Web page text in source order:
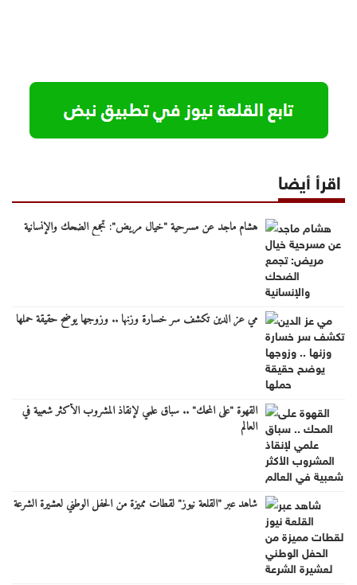
اقرأ أيضا
هشام ماجد عن مسرحية "خيال مريض": تجمع الضحك والإنسانية
مي عز الدين تكشف سر خسارة وزنها .. وزوجها يوضح حقيقة حملها
القهوة "على المحك" .. سباق علمي لإنقاذ المشروب الأكثر شعبية في
العالم
شاهد عبر "القلعة نيوز" لقطات مميزة من الحفل الوطني لعشيرة الشرعة